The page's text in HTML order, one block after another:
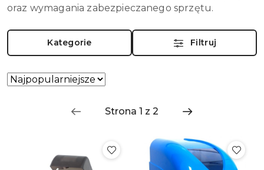
oraz wymagania zabezpieczanego sprzętu.
Kategorie Filtruj
Zastosowano
Najpopularniejsze.
Sortuj